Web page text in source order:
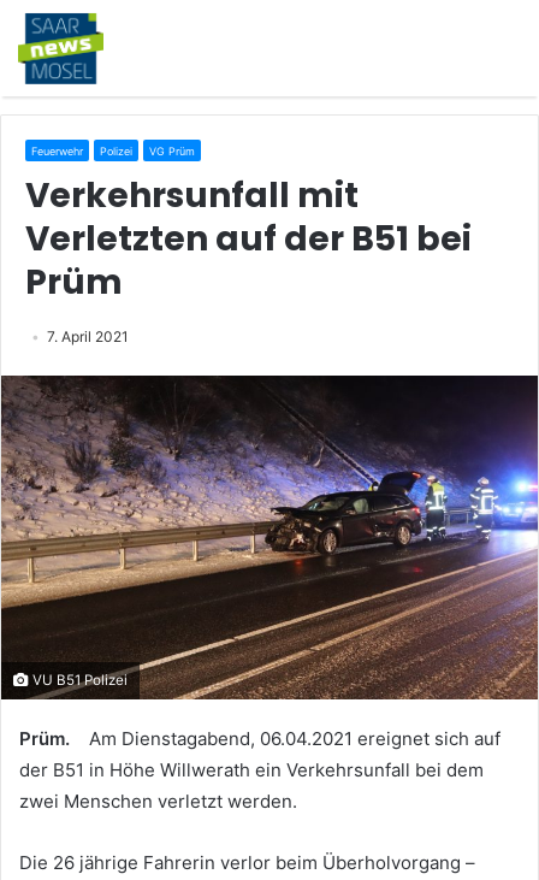
Feuerwehr Polizei VG Prüm
Verkehrsunfall mit
Verletzten auf der B51 bei
Prüm
7. April 2021
VU B51 Polizei
Prüm. Am Dienstagabend, 06.04.2021 ereignet sich auf
der B51 in Höhe Willwerath ein Verkehrsunfall bei dem
zwei Menschen verletzt werden.
Die 26 jährige Fahrerin verlor beim Überholvorgang –